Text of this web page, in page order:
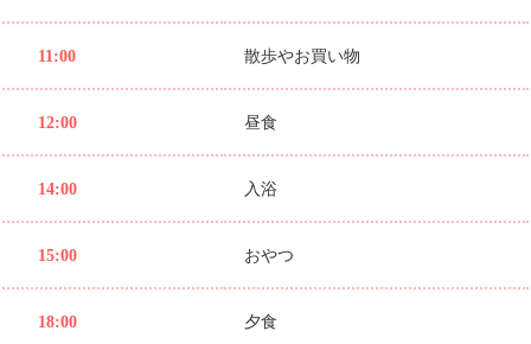
11:00 散歩やお買い物
12:00 昼食
14:00 入浴
15:00 おやつ
18:00 夕食